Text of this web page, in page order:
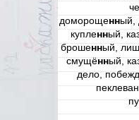
доморощенный,
купленный,
брошенный,
смущённый,
дело,